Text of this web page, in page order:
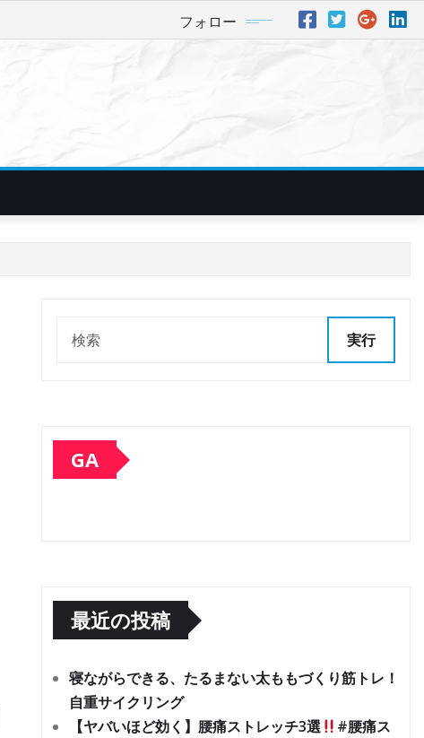
フォロー
実行
GA
最近の投稿
寝ながらできる、たるまない太ももづくり筋トレ！
自重サイクリング
【ヤバいほど効く】腰痛ストレッチ3選
#腰痛ス